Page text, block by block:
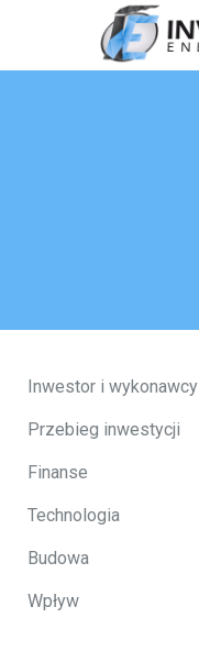
Inwestor i wykonawcy
Przebieg inwestycji
Finanse
Technologia
Budowa
Wpływ